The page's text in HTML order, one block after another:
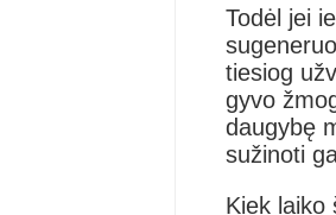
Todėl jei
tiesiog
gyvo
daugybę
sužinoti
Kiek laiko